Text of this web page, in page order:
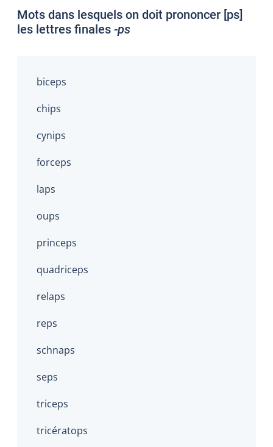
Mots dans lesquels on doit prononcer [ps]
les lettres finales -ps
biceps
chips
cynips
forceps
laps
oups
princeps
quadriceps
relaps
reps
schnaps
seps
triceps
tricératops